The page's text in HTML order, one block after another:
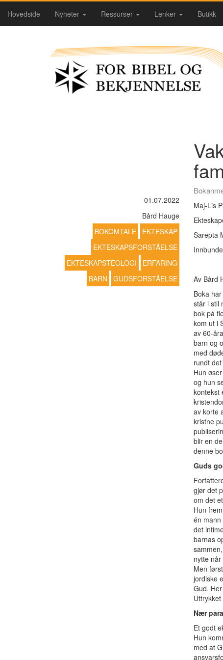
Hovedside Nyheter Ressurser Lenker Butikk
01.07.2022
Bård Hauge
BOKOMTALE
EKTESKAP
EKTESKAPSFORSTÅELSE
EKTESKAPSTEOLOGI
ERFARING
BARN
GUDSFORSTÅELSE
Maj-Lis
Sarepta
Av Bård
Boka
står i stil
bok på
kom ut i
av 60-
barn og
med
rundt
Hun
og hun
kontekst
av korte
kristne
blir en
denne
Guds
gjør det
om det
Hun
én
det
barnas
nytte
Men
jordiske
Gud.
Nær
Et godt
Hun
med at